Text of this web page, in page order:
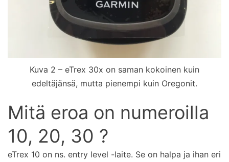
Kuva 2 – eTrex 30x on saman kokoinen kuin
edeltäjänsä, mutta pienempi kuin Oregonit.
Mitä eroa on numeroilla
10, 20, 30 ?
eTrex 10 on ns. entry level -laite. Se on halpa ja ihan eri